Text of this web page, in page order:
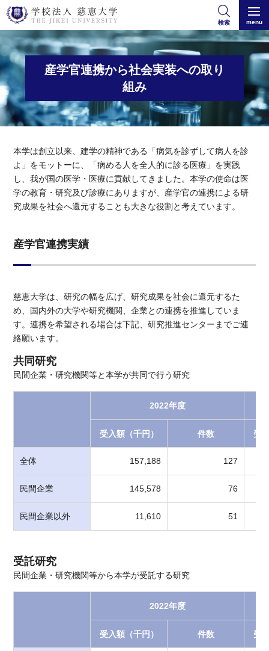
検索 menu
産学官連携から社会実装への取り
組み
本学は創立以来、建学の精神である「病気を診ずして病人を診
よ」をモットーに、「病める人を全人的に診る医療」を実践
し、我が国の医学・医療に貢献してきました。本学の使命は医
学の教育・研究及び診療にありますが、産学官の連携による研
究成果を社会へ還元することも大きな役割と考えています。
産学官連携実績
慈恵大学は、研究の幅を広げ、研究成果を社会に還元するた
め、国内外の大学や研究機関、企業との連携を推進していま
す。連携を希望される場合は下記、研究推進センターまでご連
絡願います。
共同研究
民間企業・研究機関等と本学が共同で行う研究
2022年度
受入額（千円） 件数 受
全体 157,188 127
民間企業 145,578 76
民間企業以外 11,610 51
受託研究
民間企業・研究機関等から本学が受託する研究
2022年度
受入額（千円） 件数 受